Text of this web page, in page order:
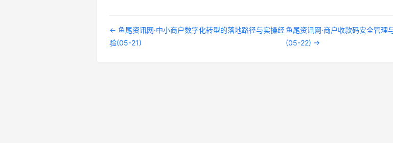
← 鱼尾资讯网·中小商户数字化转型的落地路径与实操经
验(05-21)
鱼尾资讯网·商户收款码安全管理
(05-22) →